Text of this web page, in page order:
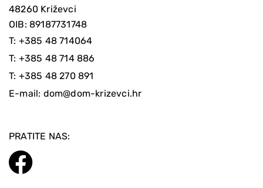
48260 Križevci
OIB: 89187731748
T: +385 48 714064
T: +385 48 714 886
T: +385 48 270 891
E-mail: dom@dom-krizevci.hr
PRATITE NAS: